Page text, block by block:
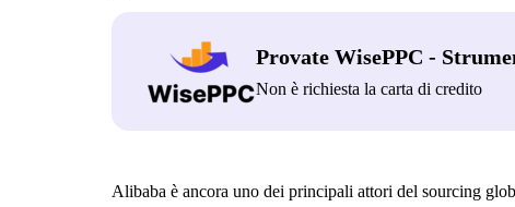
Provate WisePPC -
Non è richiesta la carta di credito
Alibaba è ancora uno dei principali attori del sourcing